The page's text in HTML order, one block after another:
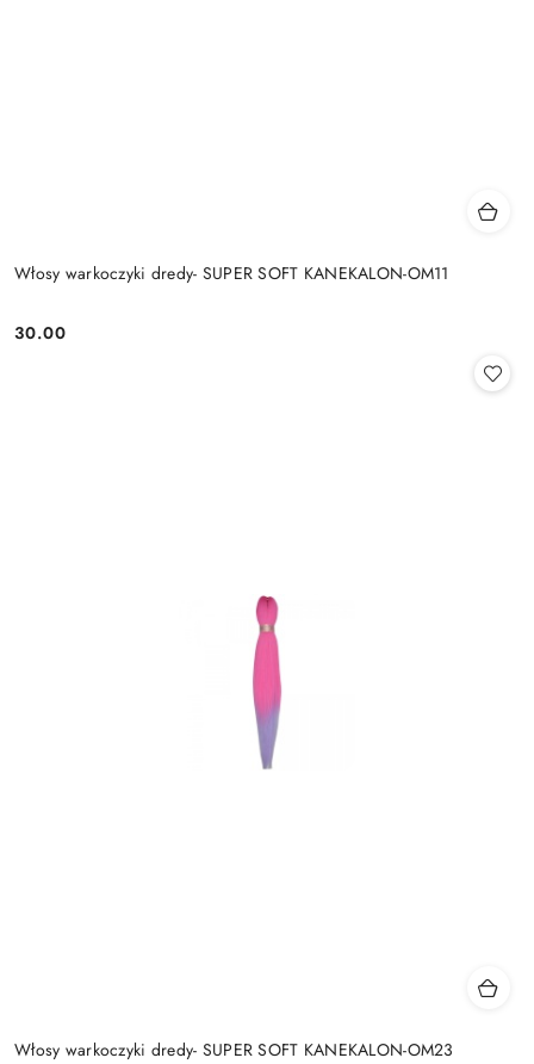
Włosy warkoczyki dredy- SUPER SOFT KANEKALON-OM11
Cena:
30.00
Włosy warkoczyki dredy- SUPER SOFT KANEKALON-OM23